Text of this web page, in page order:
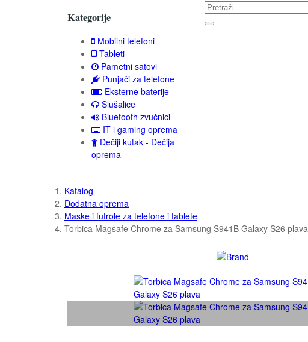
Kategorije
Mobilni telefoni
Tableti
Pametni satovi
Punjači za telefone
Eksterne baterije
Slušalice
Bluetooth zvučnici
IT i gaming oprema
Dečiji kutak - Dečija
oprema
Katalog
Dodatna oprema
Maske i futrole za telefone i tablete
Torbica Magsafe Chrome za Samsung S941B Galaxy S26 plava